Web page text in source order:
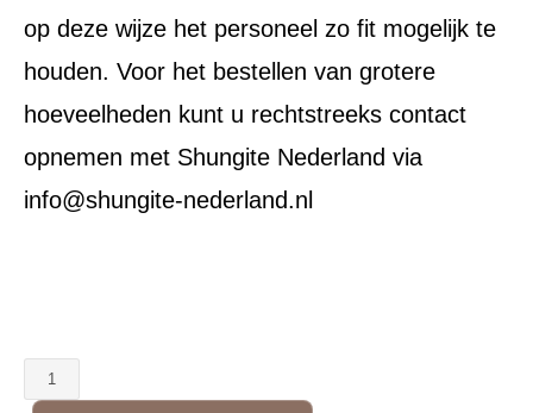
op deze wijze het personeel zo fit mogelijk te
houden. Voor het bestellen van grotere
hoeveelheden kunt u rechtstreeks contact
opnemen met Shungite Nederland via
info@shungite-nederland.nl
Anti
Straling